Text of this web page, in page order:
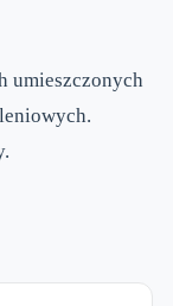
umieszczonych